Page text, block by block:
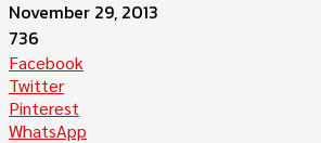
November 29, 2013
736
Facebook
Twitter
Pinterest
WhatsApp